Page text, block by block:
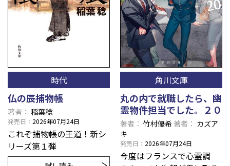
時代
仏の辰捕物帳
著者 稲葉稔
発売日 2026年07月24日
これぞ捕物帳の王道！新シ
リーズ第１弾
角川文庫
丸の内で就職したら、幽
霊物件担当でした。２０
著者 竹村優希著者
カズア
キ
発売日 2026年07月24日
今度はフランスで心霊調